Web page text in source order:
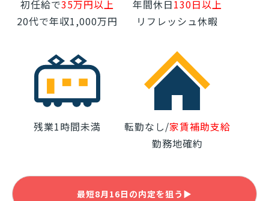
初任給で35万円以上
20代で年収1,000万円
年間休日130日以上
リフレッシュ休暇
残業1時間未満 転勤なし/家賃補助支給
勤務地確約
最短8月16日 の内定を狙う▶